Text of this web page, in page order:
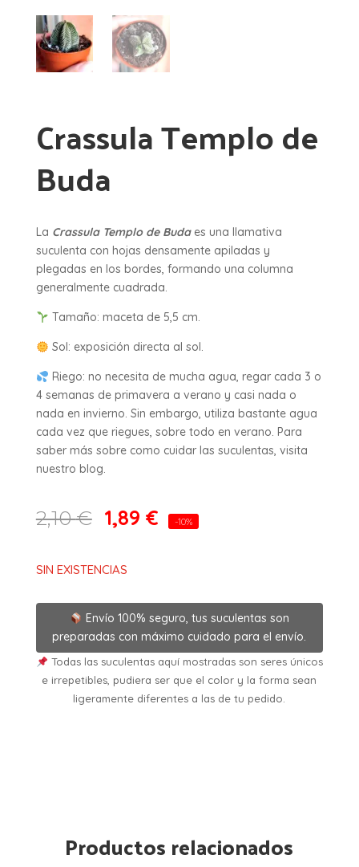
Crassula Templo de
Buda
La Crassula Templo de Budaes una llamativa
suculenta con hojas densamente apiladas y
plegadas en los bordes, formando una columna
generalmente cuadrada.
Tamaño: maceta de 5,5 cm.
Sol: exposición directa al sol.
Riego: no necesita de mucha agua, regar cada 3 o
4 semanas de primavera a verano y casi nada o
nada en invierno. Sin embargo, utiliza bastante agua
cada vez que riegues, sobre todo en verano. Para
saber más sobre como cuidar las suculentas, visita
nuestro blog.
2,10€ 1,89 € -10%
SIN EXISTENCIAS
Envío 100% seguro, tus suculentas son
preparadas con máximo cuidado para el envío.
Todas las suculentas aquí mostradas son seres únicos
e irrepetibles, pudiera ser que el color y la forma sean
ligeramente diferentes a las de tu pedido.
Productos relacionados